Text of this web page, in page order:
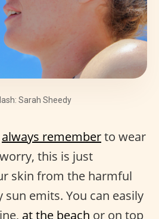
Sarah Sheedy
always rememberto wear
this is just
skin from the harmful
sun emits. You can easily
at the beach or on top